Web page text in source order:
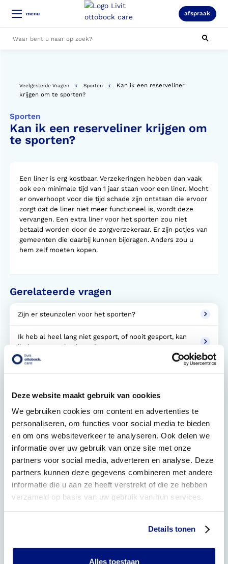
Deze website maakt gebruik van cookies
We gebruiken cookies om content en advertenties te
personaliseren, om functies voor social media te bieden
en om ons websiteverkeer te analyseren. Ook delen we
informatie over uw gebruik van onze site met onze
partners voor social media, adverteren en analyse. Deze
partners kunnen deze gegevens combineren met andere
informatie die u aan ze heeft verstrekt of die ze hebben
verzameld op basis van uw gebruik van hun services.
Details tonen
Alles toestaan
menu afspraak
Veelgestelde Vragen Sporten
Kan ik een reserveliner
krijgen om te sporten?
Sporten
Kan ik een reserveliner krijgen om
te sporten?
Een liner is erg kostbaar. Verzekeringen hebben dan vaak
ook een minimale tijd van 1 jaar staan voor een liner. Mocht
er onverhoopt voor die tijd schade zijn ontstaan die ervoor
zorgt dat de liner niet meer functioneel is, wordt deze
vervangen. Een extra liner voor het sporten zou niet
betaald worden door de zorgverzekeraar. Er zijn potjes van
gemeenten die daarbij kunnen bijdragen. Anders zou u
hem zelf moeten kopen.
Gerelateerde vragen
Zijn er steunzolen voor het sporten?
Ik heb al heel lang niet gesport, of nooit gesport, kan
ik dan zomaar beginnen?
Hoeveel kost een sportvoorziening?
Krijg ik een sportvoorziening vergoed?
Bij welke sportvereniging kan ik terecht?
Heb ik altijd een extra voorziening nodig om te
Wat te doen als mijn orthese kapotgaat tijdens het
sporten?